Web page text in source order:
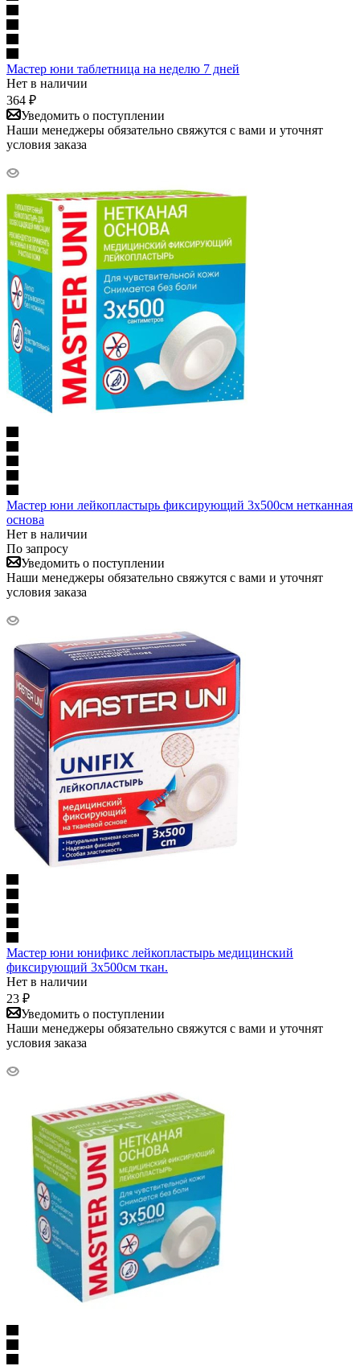
Мастер юни таблетница на неделю 7 дней
Нет в наличии
364 ₽
Уведомить о поступлении
Наши менеджеры обязательно свяжутся с вами и уточнят
условия заказа
Мастер юни лейкопластырь фиксирующий 3х500см нетканная
основа
Нет в наличии
По запросу
Уведомить о поступлении
Наши менеджеры обязательно свяжутся с вами и уточнят
условия заказа
Мастер юни юнификс лейкопластырь медицинский
фиксирующий 3х500см ткан.
Нет в наличии
23 ₽
Уведомить о поступлении
Наши менеджеры обязательно свяжутся с вами и уточнят
условия заказа